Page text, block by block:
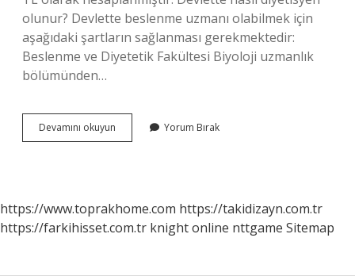
olunur? Devlette beslenme uzmanı olabilmek için
aşağıdaki şartların sağlanması gerekmektedir:
Beslenme ve Diyetetik Fakültesi Biyoloji uzmanlık
bölümünden…
Devamını okuyun Diyetisyen
Devlette
Yorum Bırak
https://www.toprakhome.com https://takidizayn.com.tr
https://farkihisset.com.tr knight online nttgame Sitemap